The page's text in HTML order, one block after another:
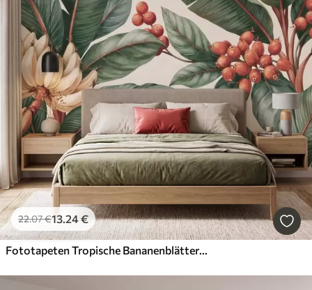
22.07€13.24€
Fototapeten Tropische Bananenblätter mit Trauben roter Kaffeekirschen, im Aquarellstil